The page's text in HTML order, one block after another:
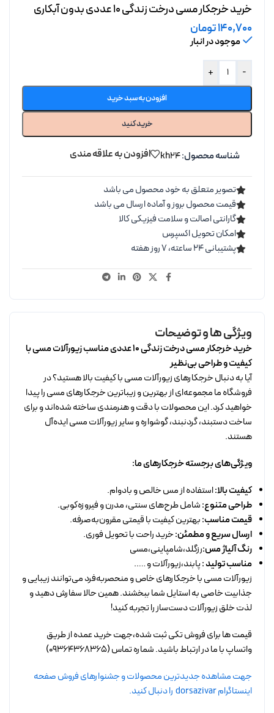
خرید خرجکار مسی درخت زندگی 10 عددی بدون آبکاری
140,700تومان
موجود در انبار
-
+
افزودن به سبد خرید
خرید کنید
شناسه محصول:kh24 افزودن به علاقه مندی
تصویر متعلق به خود محصول می باشد
قیمت محصول بروز و آماده ارسال می باشد
گارانتی اصالت و سلامت فیزیکی کالا
امکان تحویل اکسپرس
پشتیبانی ۲۴ ساعته، ۷ روز هفته
ویژگی ها و توضیحات
خرید خرجکار مسی درخت زندگی 10 عددی مناسب زیورآلات مسی با
کیفیت و طراحی بی‌نظیر
آیا به دنبال خرجکارهای زیورآلات مسی با کیفیت بالا هستید؟ در
فروشگاه ما مجموعه‌ای از بهترین و زیباترین خرجکارهای مسی را پیدا
خواهید کرد. این محصولات با دقت و هنرمندی ساخته شده‌اند و برای
ساخت دستبند، گردنبند، گوشواره و سایر زیورآلات مسی ایده‌آل
هستند.
ویژگی‌های برجسته خرجکارهای ما:
کیفیت بالا:استفاده از مس خالص و بادوام.
طراحی متنوع:شامل طرح‌های سنتی، مدرن و فیروزه‌کوبی.
قیمت مناسب:بهترین کیفیت با قیمتی مقرون‌به‌صرفه.
ارسال سریع و مطمئن:خرید راحت با تحویل فوری.
رنگ آلیاژ مس:رزگلد،شامپاینی،مسی
مناسب تولید :پابند،زیورآلات و …..
زیورآلات مسی با خرجکارهای خاص و منحصربه‌فرد می‌توانند زیبایی و
جذابیت خاصی به استایل شما ببخشند. همین حالا سفارش دهید و
لذت خلق زیورآلات دست‌ساز را تجربه کنید!
قیمت ها برای فروش تکی ثبت شده،جهت خرید عمده از طریق
واتساپ با ما در ارتباط باشید. شماره تماس (09364368365)
جهت مشاهده جدیدترین محصولات و جشنوارهای فروش صفحه
اینستاگرام dorsazivar را دنبال کنید.